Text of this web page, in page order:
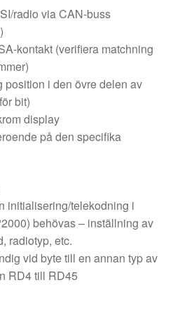
radio via CAN-buss
kontakt (verifiera matchning
position i den övre delen av
bit)
display
på den specifika
initialisering/telekodning i
behövas – inställning av
radiotyp, etc.
vid byte till en annan typ av
RD4 till RD45